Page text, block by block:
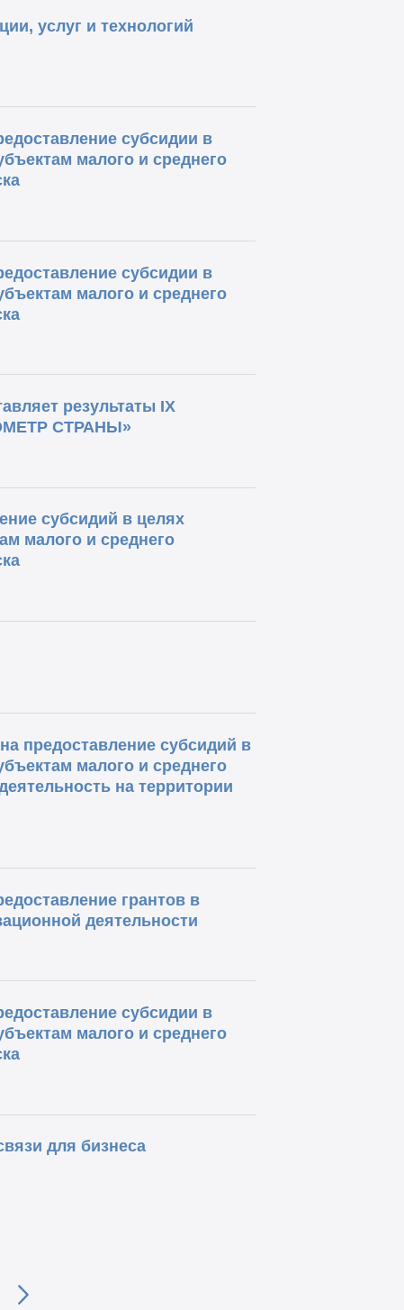
услуг и технологий
субсидии в
малого и среднего
субсидии в
малого и среднего
результаты IX
СТРАНЫ»
субсидий в целях
малого и среднего
предоставление субсидий в
малого и среднего
на территории
грантов в
деятельности
субсидии в
малого и среднего
для бизнеса